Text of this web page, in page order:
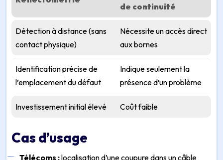
de continuité
Détection à distance (sans
contact physique)
Nécessite un accès direct
aux bornes
Identification précise de
l’emplacement du défaut
Indique seulement la
présence d’un problème
Investissement initial élevé Coût faible
Cas d’usage
Télécoms :localisation d’une coupure dans un câble